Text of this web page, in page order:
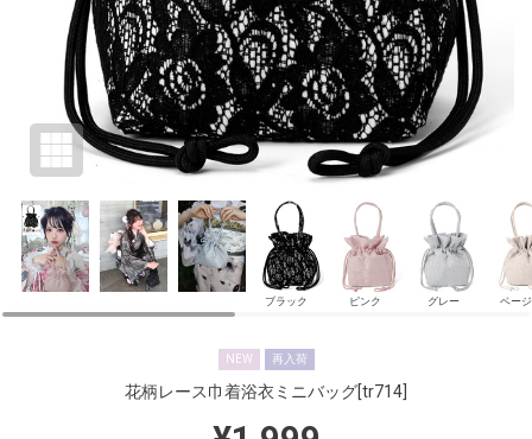
ブラック ピンク グレー ベー
NEW 再入荷
花柄レース巾着浴衣ミニバッグ[tr714]